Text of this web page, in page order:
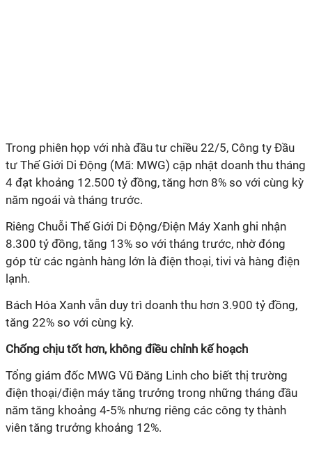
Trong phiên họp với nhà đầu tư chiều 22/5, Công ty Đầu
tư Thế Giới Di Động (Mã: MWG) cập nhật doanh thu tháng
4 đạt khoảng 12.500 tỷ đồng, tăng hơn 8% so với cùng kỳ
năm ngoái và tháng trước.
Riêng Chuỗi Thế Giới Di Động/Điện Máy Xanh ghi nhận
8.300 tỷ đồng, tăng 13% so với tháng trước, nhờ đóng
góp từ các ngành hàng lớn là điện thoại, tivi và hàng điện
lạnh.
Bách Hóa Xanh vẫn duy trì doanh thu hơn 3.900 tỷ đồng,
tăng 22% so với cùng kỳ.
Chống chịu tốt hơn, không điều chỉnh kế hoạch
Tổng giám đốc MWG Vũ Đăng Linh cho biết thị trường
điện thoại/điện máy tăng trưởng trong những tháng đầu
năm tăng khoảng 4-5% nhưng riêng các công ty thành
viên tăng trưởng khoảng 12%.